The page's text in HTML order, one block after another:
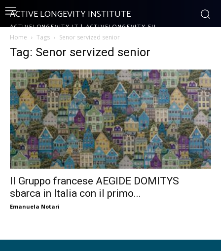
ACTIVE LONGEVITY INSTITUTE
ACTIVELONGEVITY.IT | ACTIVELONGEVITY.EU
Home Tags Senor servized senior
Tag: Senor servized senior
Il Gruppo francese AEGIDE DOMITYS
sbarca in Italia con il primo...
Emanuela Notari